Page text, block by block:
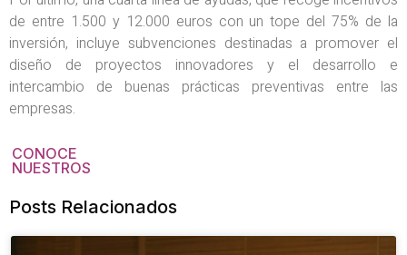
de entre 1.500 y 12.000 euros con un tope del 75% de la
inversión, incluye subvenciones destinadas a promover el
diseño de proyectos innovadores y el desarrollo e
intercambio de buenas prácticas preventivas entre las
empresas.
CONOCE
NUESTROS
Posts Relacionados